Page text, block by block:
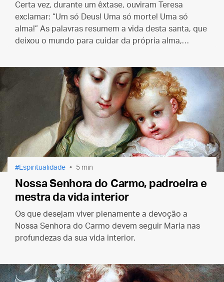
Certa vez, durante um êxtase, ouviram Teresa
exclamar: “Um só Deus! Uma só morte! Uma só
alma!” As palavras resumem a vida desta santa, que
deixou o mundo para cuidar da própria alma,
Espiritualidade 5 min
Nossa Senhora do Carmo, padroeira e
mestra da vida interior
Os que desejam viver plenamente a devoção a
Nossa Senhora do Carmo devem seguir Maria nas
profundezas da sua vida interior.